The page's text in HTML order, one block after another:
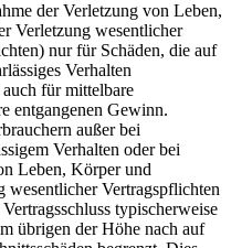
der Verletzung von Leben,
Verletzung wesentlicher
nur für Schäden, die auf
Verhalten
für mittelbare
entgangenen Gewinn.
außer bei
Verhalten oder bei
Leben, Körper und
wesentlicher Vertragspflichten
typischerweise
übrigen der Höhe nach auf